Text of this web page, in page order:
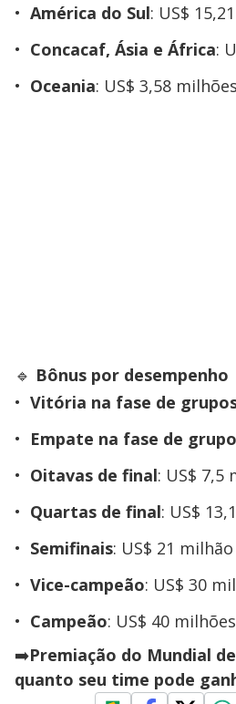
América do Sul: US$
Concacaf, Ásia e África:
Oceania: US$ 3,58 milhões
🔹 Bônus por desempenho
Vitória na fase de
Empate na fase de
Oitavas de final: US$ 7,5
Quartas de final: US$
Semifinais: US$ 21 milhão
Vice-campeão: US$ 30
Campeão: US$ 40 milhões
➡️Premiação do Mundial
quanto seu time pode